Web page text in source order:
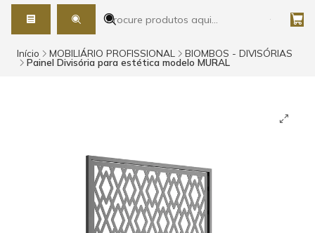
Início MOBILIÁRIO PROFISSIONAL BIOMBOS - DIVISÓRIAS
Painel Divisória para estética modelo MURAL